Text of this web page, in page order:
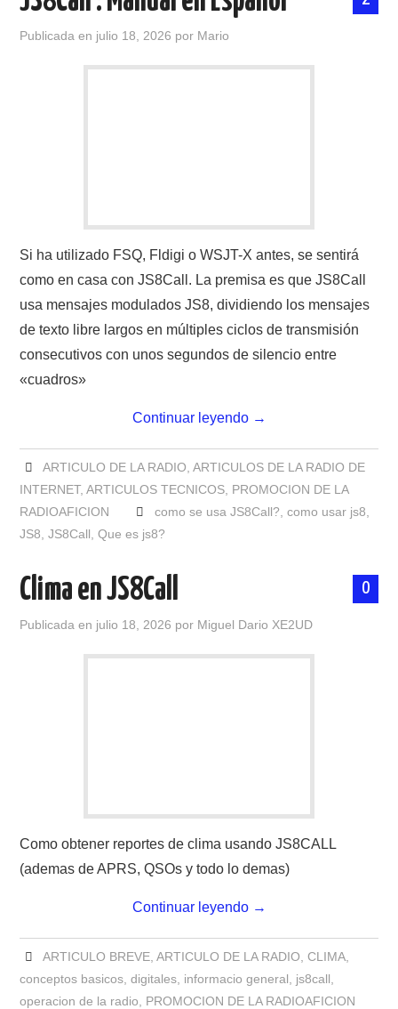
Publicada en julio 18, 2026 por Mario
Si ha utilizado FSQ, Fldigi o WSJT-X antes, se sentirá
como en casa con JS8Call. La premisa es que JS8Call
usa mensajes modulados JS8, dividiendo los mensajes
de texto libre largos en múltiples ciclos de transmisión
consecutivos con unos segundos de silencio entre
«cuadros»
Continuar leyendo →
ARTICULO DE LA RADIO ARTICULOS DE LA RADIO DE
INTERNET,ARTICULOS TECNICOS PROMOCION DE LA
RADIOAFICION
como se usa JS8Call? como usar js8
JS8 ,JS8Call ,Que es js8?
0
Clima en JS8Call
Publicada en julio 18, 2026 por Miguel Dario XE2UD
Como obtener reportes de clima usando JS8CALL
(ademas de APRS, QSOs y todo lo demas)
Continuar leyendo →
ARTICULO BREVE, ARTICULO DE LA RADIO CLIMA,
conceptos basicos ,digitales informacio general js8call
operacion de la radio
PROMOCION DE LA RADIOAFICION